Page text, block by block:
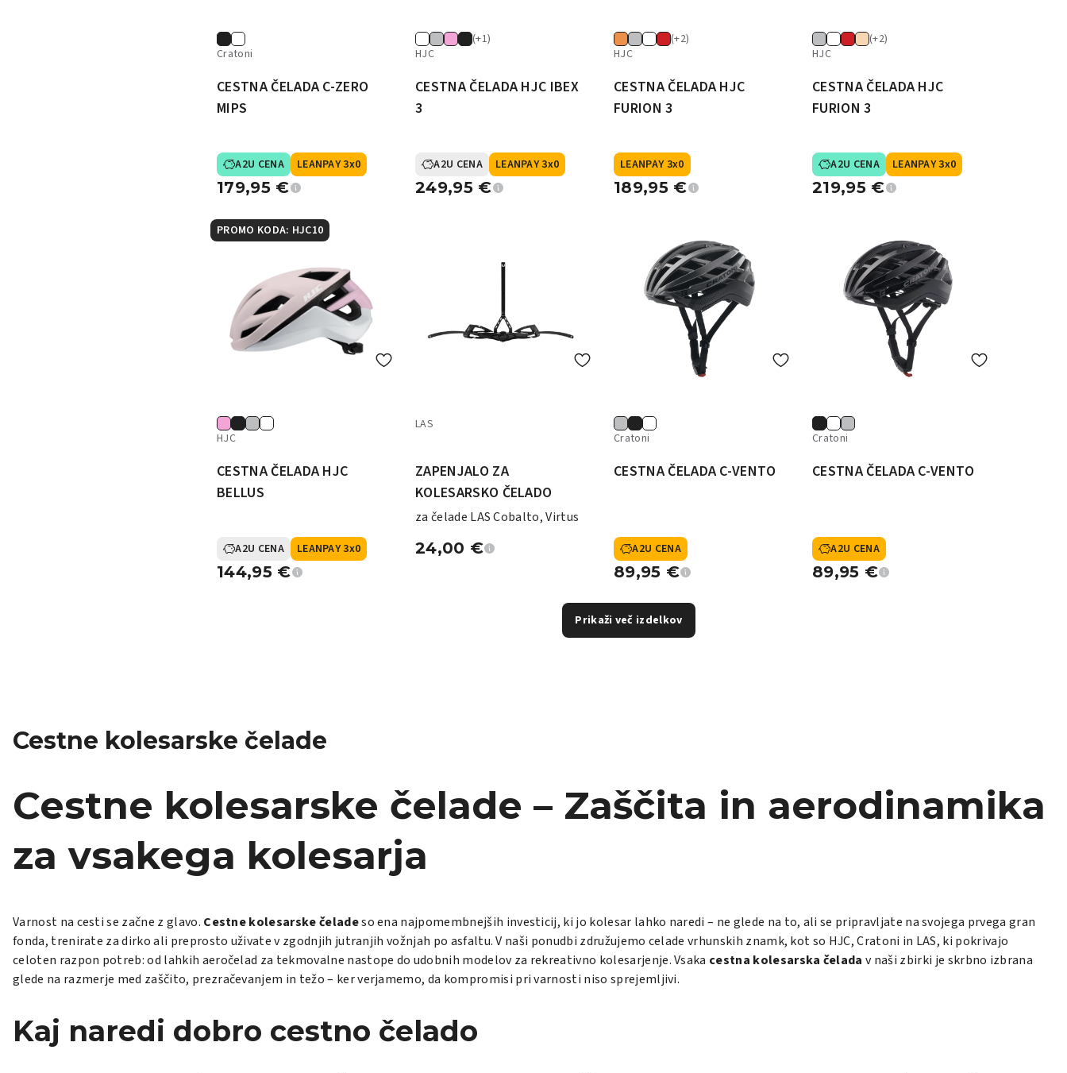
Cratoni
CESTNA ČELADA C-ZERO
MIPS
A2U CENA LEANPAY 3x0
179,95 €
(+1)
HJC
CESTNA ČELADA HJC IBEX
3
A2U CENA LEANPAY 3x0
249,95 €
(+2)
HJC
CESTNA ČELADA HJC
FURION 3
LEANPAY 3x0
189,95 €
(+2)
HJC
CESTNA ČELADA HJC
FURION 3
A2U CENA LEANPAY 3x0
219,95 €
PROMO KODA: HJC10
HJC
CESTNA ČELADA HJC
BELLUS
A2U CENA LEANPAY 3x0
144,95 €
LAS
ZAPENJALO ZA
KOLESARSKO ČELADO
za čelade LAS Cobalto, Virtus
24,00 €
Cratoni
CESTNA ČELADA C-VENTO
A2U CENA
89,95 €
Cratoni
CESTNA ČELADA C-VENTO
A2U CENA
89,95 €
Prikaži več izdelkov
Cestne kolesarske čelade
Cestne kolesarske čelade – Zaščita in aerodinamika
za vsakega kolesarja
Varnost na cesti se začne z glavo. Cestne kolesarske čeladeso ena najpomembnejših investicij, ki jo kolesar lahko naredi – ne glede na to, ali se pripravljate na svojega prvega gran
fonda, trenirate za dirko ali preprosto uživate v zgodnjih jutranjih vožnjah po asfaltu. V naši ponudbi združujemo celade vrhunskih znamk, kot so HJC, Cratoni in LAS, ki pokrivajo
celoten razpon potreb: od lahkih aeročelad za tekmovalne nastope do udobnih modelov za rekreativno kolesarjenje. Vsaka cestna kolesarska čelada v naši zbirki je skrbno izbrana
glede na razmerje med zaščito, prezračevanjem in težo – ker verjamemo, da kompromisi pri varnosti niso sprejemljivi.
Kaj naredi dobro cestno čelado